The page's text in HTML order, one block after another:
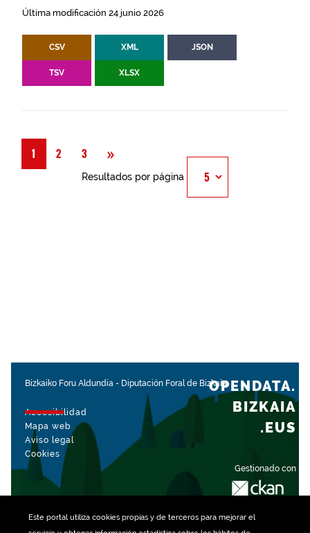
Este portal utiliza cookiespropias y de terceros para mejorar el
Última modificación 24 junio 2026
CSV XML JSON
TSV XLSX
1 2 3 »
Resultados por página
Bizkaiko Foru Aldundia - Diputación Foral de Bizkaia
Accesibilidad
Mapa web
Aviso legal
Cookies
Gestionado con
OPENDATA.
BIZKAIA
.EUS